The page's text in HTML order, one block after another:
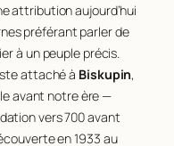
attribution aujourd’hui
préférant parler de
à un peuple précis.
attaché à Biskupin,
avant notre ère —
vers 700 avant
en 1933 au